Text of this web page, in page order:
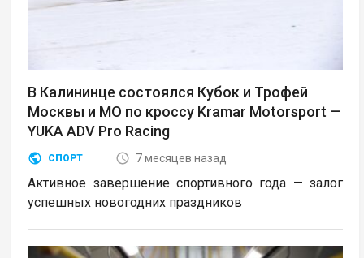
В Калининце состоялся Кубок и Трофей
Москвы и МО по кроссу Kramar Motorsport —
YUKA ADV Pro Racing
СПОРТ 7 месяцев назад
Активное завершение спортивного года — залог
успешных новогодних праздников